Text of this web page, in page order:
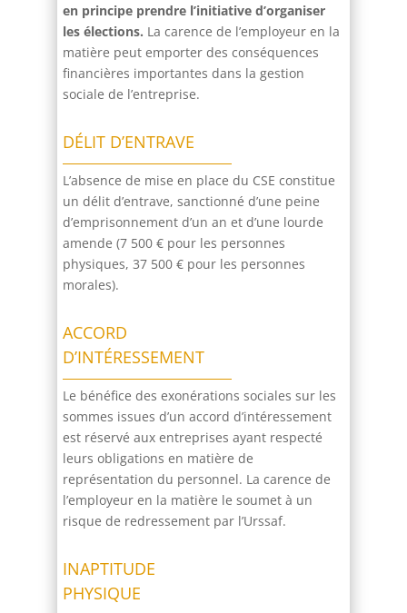
en principe prendre l’initiative d’organiser
les élections. La carence de l’employeur en la
matière peut emporter des conséquences
financières importantes dans la gestion
sociale de l’entreprise.
DÉLIT D’ENTRAVE
L’absence de mise en place du CSE constitue
un délit d’entrave, sanctionné d’une peine
d’emprisonnement d’un an et d’une lourde
amende (7 500 € pour les personnes
physiques, 37 500 € pour les personnes
morales).
ACCORD
D’INTÉRESSEMENT
Le bénéfice des exonérations sociales sur les
sommes issues d’un accord d’intéressement
est réservé aux entreprises ayant respecté
leurs obligations en matière de
représentation du personnel. La carence de
l’employeur en la matière le soumet à un
risque de redressement par l’Urssaf.
INAPTITUDE
PHYSIQUE